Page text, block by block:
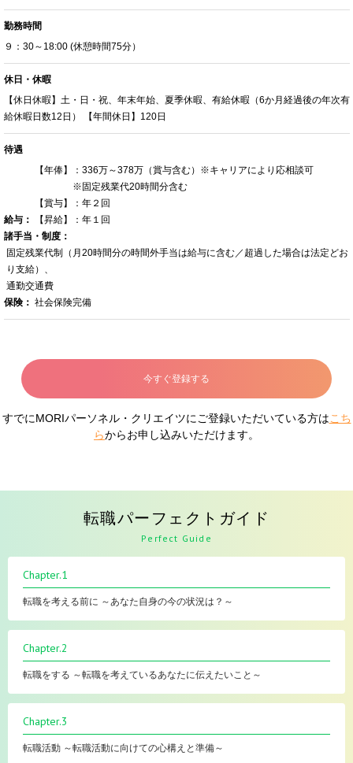
勤務時間
９：30～18:00 (休憩時間75分）
休日・休暇
【休日休暇】土・日・祝、年末年始、夏季休暇、有給休暇（6か月経過後の年次有
給休暇日数12日） 【年間休日】120日
待遇
給与：
【年俸】：336万～378万（賞与含む）※キャリアにより応相談可
※固定残業代20時間分含む
【賞与】：年２回
【昇給】：年１回
諸手当・制度：
固定残業代制（月20時間分の時間外手当は給与に含む／超過した場合は法定どお
り支給）、
通勤交通費
保険： 社会保険完備
今すぐ登録する
すでにMORIパーソネル・クリエイツにご登録いただいている方はこち
らからお申し込みいただけます。
転職パーフェクトガイド
Perfect Guide
Chapter.1
転職を考える前に ～あなた自身の今の状況は？～
Chapter.2
転職をする ～転職を考えているあなたに伝えたいこと～
Chapter.3
転職活動 ～転職活動に向けての心構えと準備～